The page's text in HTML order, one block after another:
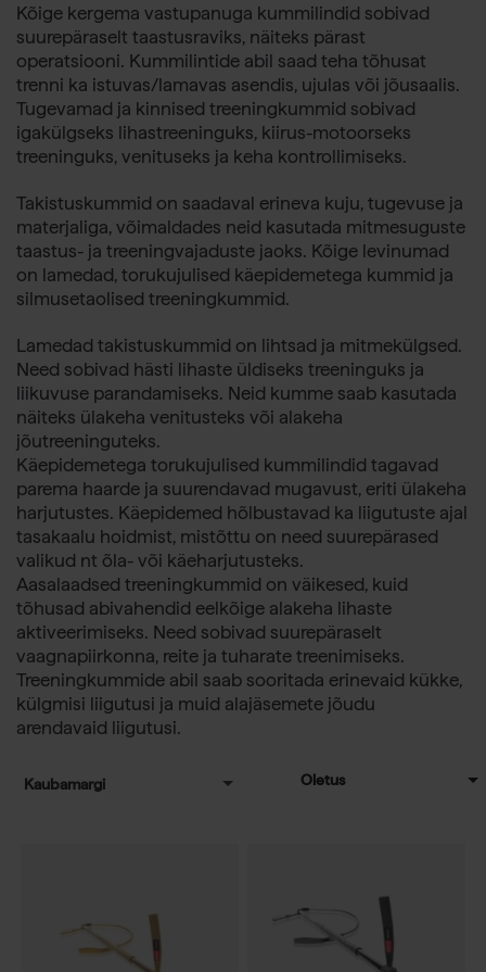
Kõige kergema vastupanuga kummilindid sobivad
suurepäraselt taastusraviks, näiteks pärast
operatsiooni. Kummilintide abil saad teha tõhusat
trenni ka istuvas/lamavas asendis, ujulas või jõusaalis.
Tugevamad ja kinnised treeningkummid sobivad
igakülgseks lihastreeninguks, kiirus-motoorseks
treeninguks, venituseks ja keha kontrollimiseks.
Takistuskummid on saadaval erineva kuju, tugevuse ja
materjaliga, võimaldades neid kasutada mitmesuguste
taastus- ja treeningvajaduste jaoks. Kõige levinumad
on lamedad, torukujulised käepidemetega kummid ja
silmusetaolised treeningkummid.
Lamedad takistuskummid on lihtsad ja mitmekülgsed.
Need sobivad hästi lihaste üldiseks treeninguks ja
liikuvuse parandamiseks. Neid kumme saab kasutada
näiteks ülakeha venitusteks või alakeha
jõutreeninguteks.
Käepidemetega torukujulised kummilindid tagavad
parema haarde ja suurendavad mugavust, eriti ülakeha
harjutustes. Käepidemed hõlbustavad ka liigutuste ajal
tasakaalu hoidmist, mistõttu on need suurepärased
valikud nt õla- või käeharjutusteks.
Aasalaadsed treeningkummid on väikesed, kuid
tõhusad abivahendid eelkõige alakeha lihaste
aktiveerimiseks. Need sobivad suurepäraselt
vaagnapiirkonna, reite ja tuharate treenimiseks.
Treeningkummide abil saab sooritada erinevaid kükke,
külgmisi liigutusi ja muid alajäsemete jõudu
arendavaid liigutusi.
Kaubamargi